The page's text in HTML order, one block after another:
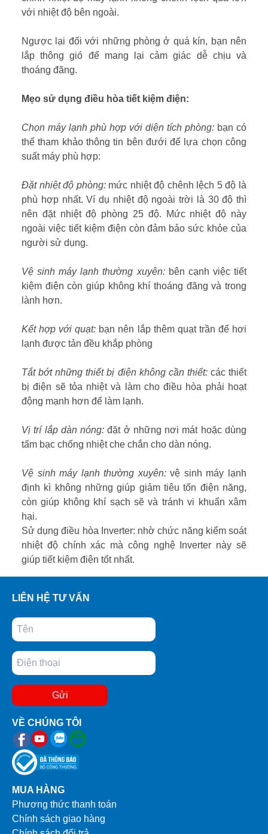
với nhiệt độ bên ngoài.
Ngược lại đối với những phòng ở quá kín, bạn nên
lắp thông gió để mang lại cảm giác dễ chịu và
thoáng đãng.
Mẹo sử dụng điều hòa tiết kiệm điện:
Chọn máy lạnh phù hợp với diện tích phòng: bạn có
thể tham khảo thông tin bên đưới để lựa chọn công
suất máy phù hợp:
Đặt nhiệt độ phòng: mức nhiệt độ chênh lệch 5 độ là
phù hợp nhất. Ví dụ nhiệt độ ngoài trời là 30 độ thì
nên đặt nhiệt độ phòng 25 độ. Mức nhiệt độ này
ngoài việc tiết kiệm điện còn đảm bảo sức khỏe của
người sử dụng.
Vệ sinh máy lạnh thường xuyên:bên cạnh việc tiết
kiệm điện còn giúp không khí thoáng đãng và trong
lành hơn.
Kết hợp với quạt: bạn nên lắp thêm quạt trần để hơi
lạnh được tản đều khắp phòng
Tắt bớt những thiết bị điện không cần thiết: các thiết
bị điện sẽ tỏa nhiệt và làm cho điều hòa phải hoạt
động mạnh hơn để làm lạnh.
Vị trí lắp dàn nóng: đặt ở những nơi mát hoặc dùng
tấm bạc chống nhiệt che chắn cho dàn nóng.
Vệ sinh máy lạnh thường xuyên:vệ sinh máy lạnh
định kì không những giúp giảm tiêu tốn điện năng,
còn giúp không khí sạch sẽ và tránh vi khuẩn xâm
hại.
Sử dụng điều hòa Inverter: nhờ chức năng kiểm soát
nhiệt độ chính xác mà công nghệ Inverter này sẽ
giúp tiết kiệm điện tốt nhất.
LIÊN HỆ TƯ VẤN
Gửi
VỀ CHÚNG TÔI
MUA HÀNG
Phương thức thanh toán
Chính sách giao hàng